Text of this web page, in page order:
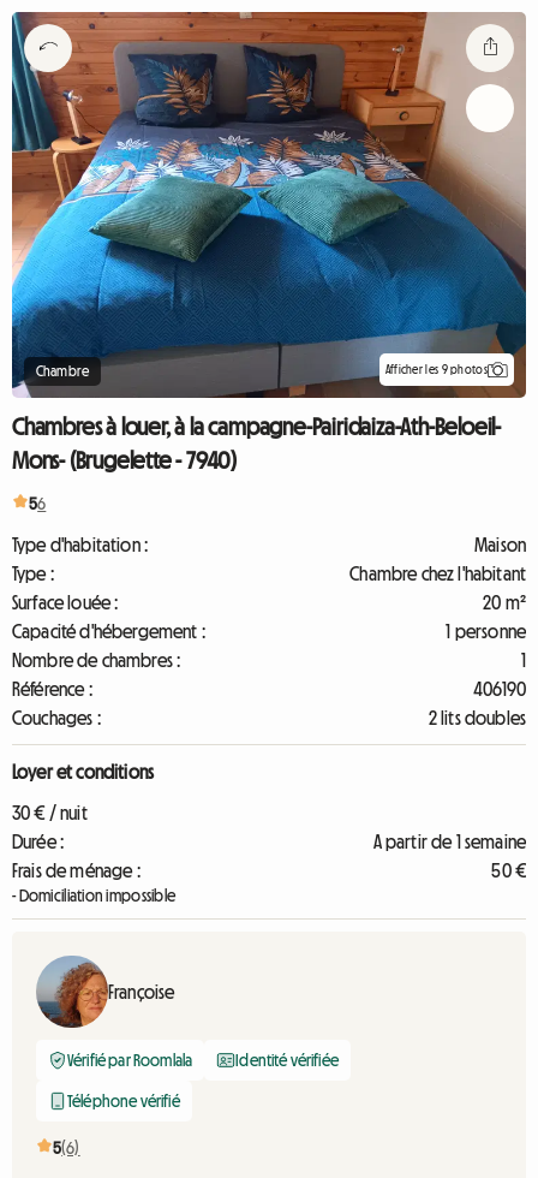
Chambre Afficher les 9 photos
Chambres à louer, à la campagne-Pairidaiza-Ath-Beloeil-
Mons- (Brugelette - 7940)
56
Type d'habitation :
Maison
Type :
Chambre chez l'habitant
Surface louée :
20 m²
Capacité d'hébergement :
1 personne
Nombre de chambres :
1
Référence :
406190
Couchages :
2 lits doubles
Loyer et conditions
30 € / nuit
Durée :
A partir de 1 semaine
Frais de ménage :
50 €
- Domiciliation impossible
Françoise
Vérifié par Roomlala Identité vérifiée
Téléphone vérifié
5(6)